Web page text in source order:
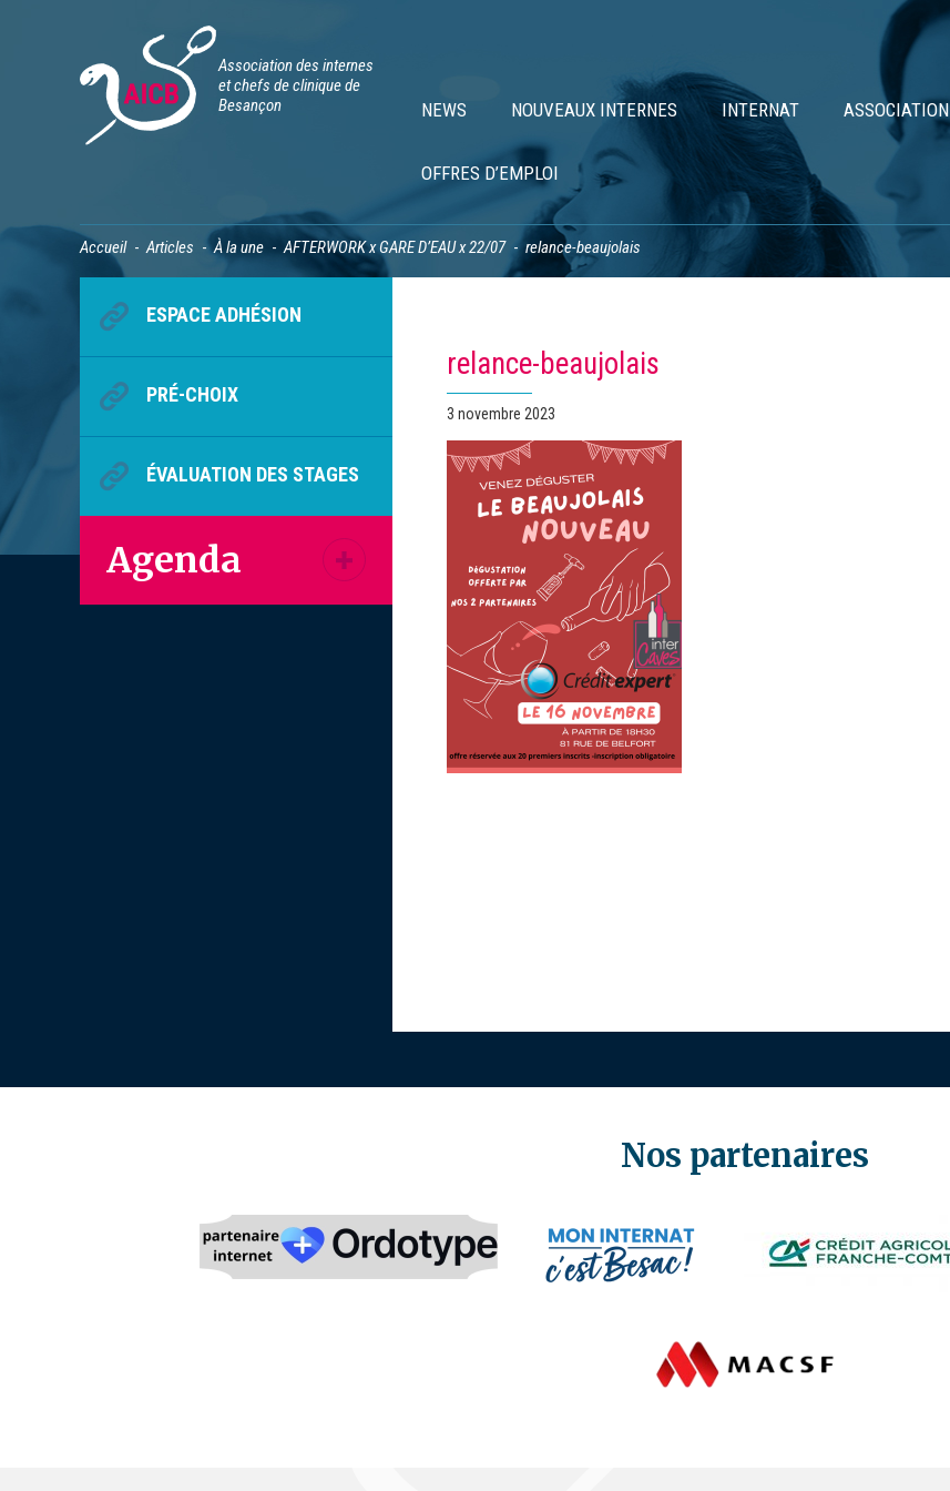
Association des internes
et chefs de clinique de
Besançon
NEWS NOUVEAUX INTERNES INTERNAT ASSOCIATION
OFFRES D’EMPLOI
Accueil Articles À la une AFTERWORK x GARE D’EAU x 22/07 relance-beaujolais
ESPACE ADHÉSION
PRÉ-CHOIX
ÉVALUATION DES STAGES
Agenda
relance-beaujolais
Publié
3 novembre 2023
Nos partenaires